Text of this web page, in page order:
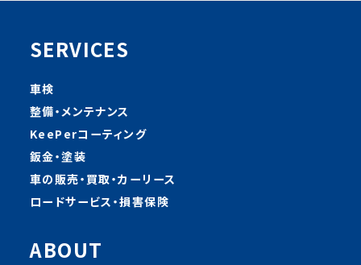
SERVICES
車検
整備・メンテナンス
KeePerコーティング
鈑金・塗装
車の販売・買取・カーリース
ロードサービス・損害保険
ABOUT